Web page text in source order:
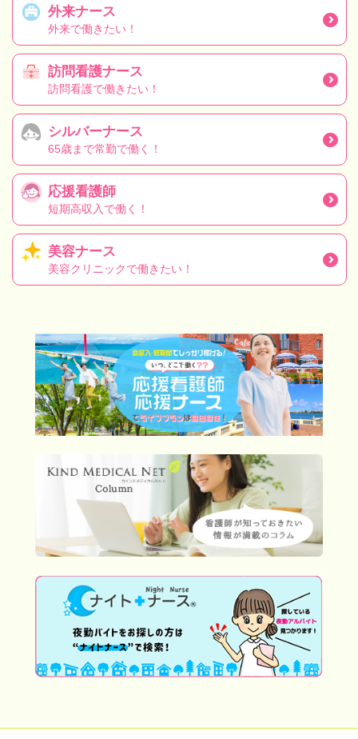
外来ナース
外来で働きたい！
訪問看護ナース
訪問看護で働きたい！
シルバーナース
65歳まで常勤で働く！
応援看護師
短期高収入で働く！
美容ナース
美容クリニックで働きたい！